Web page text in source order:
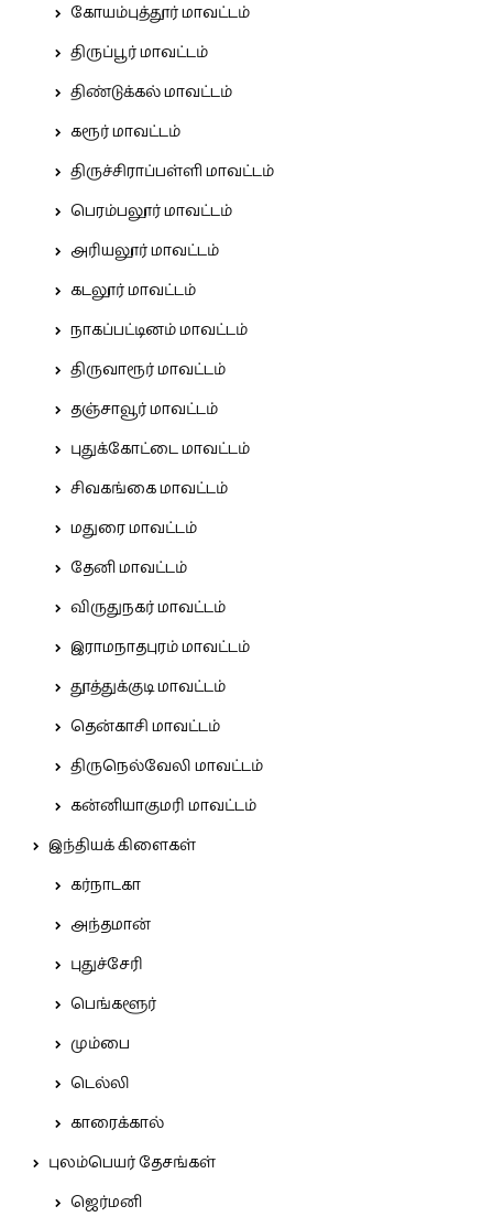
கோயம்புத்தூர் மாவட்டம்
திருப்பூர் மாவட்டம்
திண்டுக்கல் மாவட்டம்
கரூர் மாவட்டம்
திருச்சிராப்பள்ளி மாவட்டம்
பெரம்பலூர் மாவட்டம்
அரியலூர் மாவட்டம்
கடலூர் மாவட்டம்
நாகப்பட்டினம் மாவட்டம்
திருவாரூர் மாவட்டம்
தஞ்சாவூர் மாவட்டம்
புதுக்கோட்டை மாவட்டம்
சிவகங்கை மாவட்டம்
மதுரை மாவட்டம்
தேனி மாவட்டம்
விருதுநகர் மாவட்டம்
இராமநாதபுரம் மாவட்டம்
தூத்துக்குடி மாவட்டம்
தென்காசி மாவட்டம்
திருநெல்வேலி மாவட்டம்
கன்னியாகுமரி மாவட்டம்
இந்தியக் கிளைகள்
கர்நாடகா
அந்தமான்
புதுச்சேரி
பெங்களூர்
மும்பை
டெல்லி
காரைக்கால்
புலம்பெயர் தேசங்கள்
ஜெர்மனி